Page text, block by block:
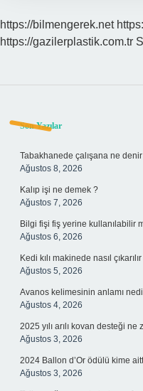
https://bilmengerek.net
https://gazilerplastik.com.tr
Sidebar
Son Yazılar
Tabakhanede çalışana ne
Ağustos 8, 2026
Kalıp işi ne demek ?
Ağustos 7, 2026
Bilgi fişi fiş yerine kullanılabilir
Ağustos 6, 2026
Kedi kılı makinede nasıl
Ağustos 5, 2026
Avanos kelimesinin anlamı
Ağustos 4, 2026
2025 yılı arılı kovan desteği
Ağustos 3, 2026
2024 Ballon d’Or ödülü kime
Ağustos 3, 2026